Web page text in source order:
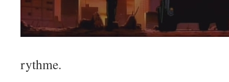
rythme.